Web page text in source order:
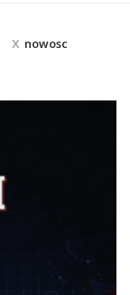
nowosc